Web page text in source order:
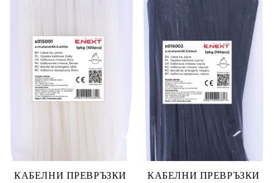
КАБЕЛНИ ПРЕВРЪЗКИ
КАБЕЛНИ ПРЕВРЪЗКИ